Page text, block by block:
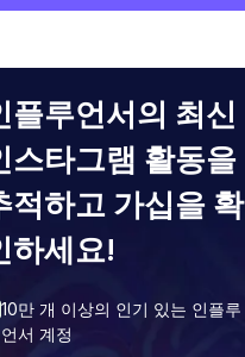
플루언서의 최신
스타그램 활동을
적하고 가십을 확
하세요!
10만 개 이상의 인기 있는 인플루
언서 계정